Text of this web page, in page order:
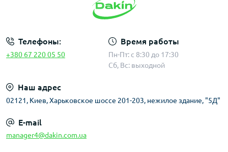
Телефоны:
+380 67 220 05 50
Время работы
Пн-Пт: с 8:30 до 17:30
Сб, Вс: выходной
Наш адрес
02121, Киев, Харьковское шоссе 201-203, нежилое здание, "5Д"
E-mail
manager4@dakin.com.ua